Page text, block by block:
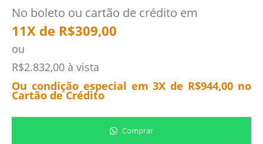
No boleto ou cartão de crédito em
11X de R$309,00
ou
R$2.832,00 à vista
Ou condição especial em 3X de R$944,00 no
Cartão de Crédito
Comprar